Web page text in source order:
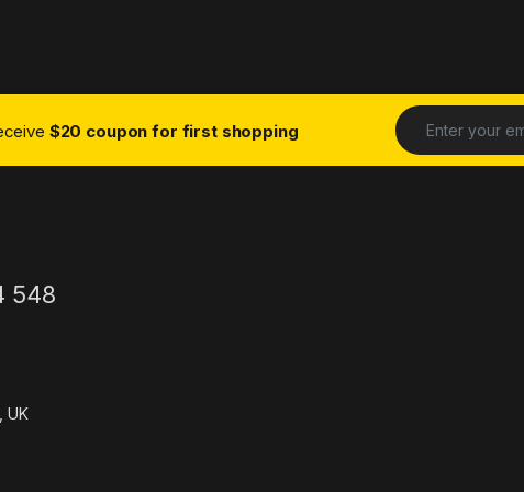
$20 coupon for first shopping
548
UK